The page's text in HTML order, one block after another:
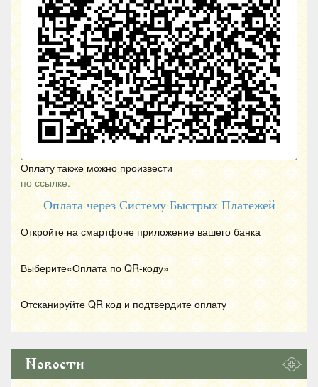
Оплату также можно произвести
по ссылке.
Оплата через Систему Быстрых Платежей
Откройте на смартфоне приложение вашего банка
Выберите«Оплата по QR-коду»
Отсканируйте QR код и подтвердите оплату
Новости